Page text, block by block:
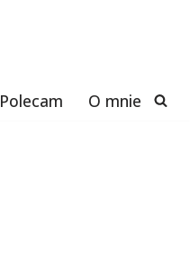
Polecam O mnie